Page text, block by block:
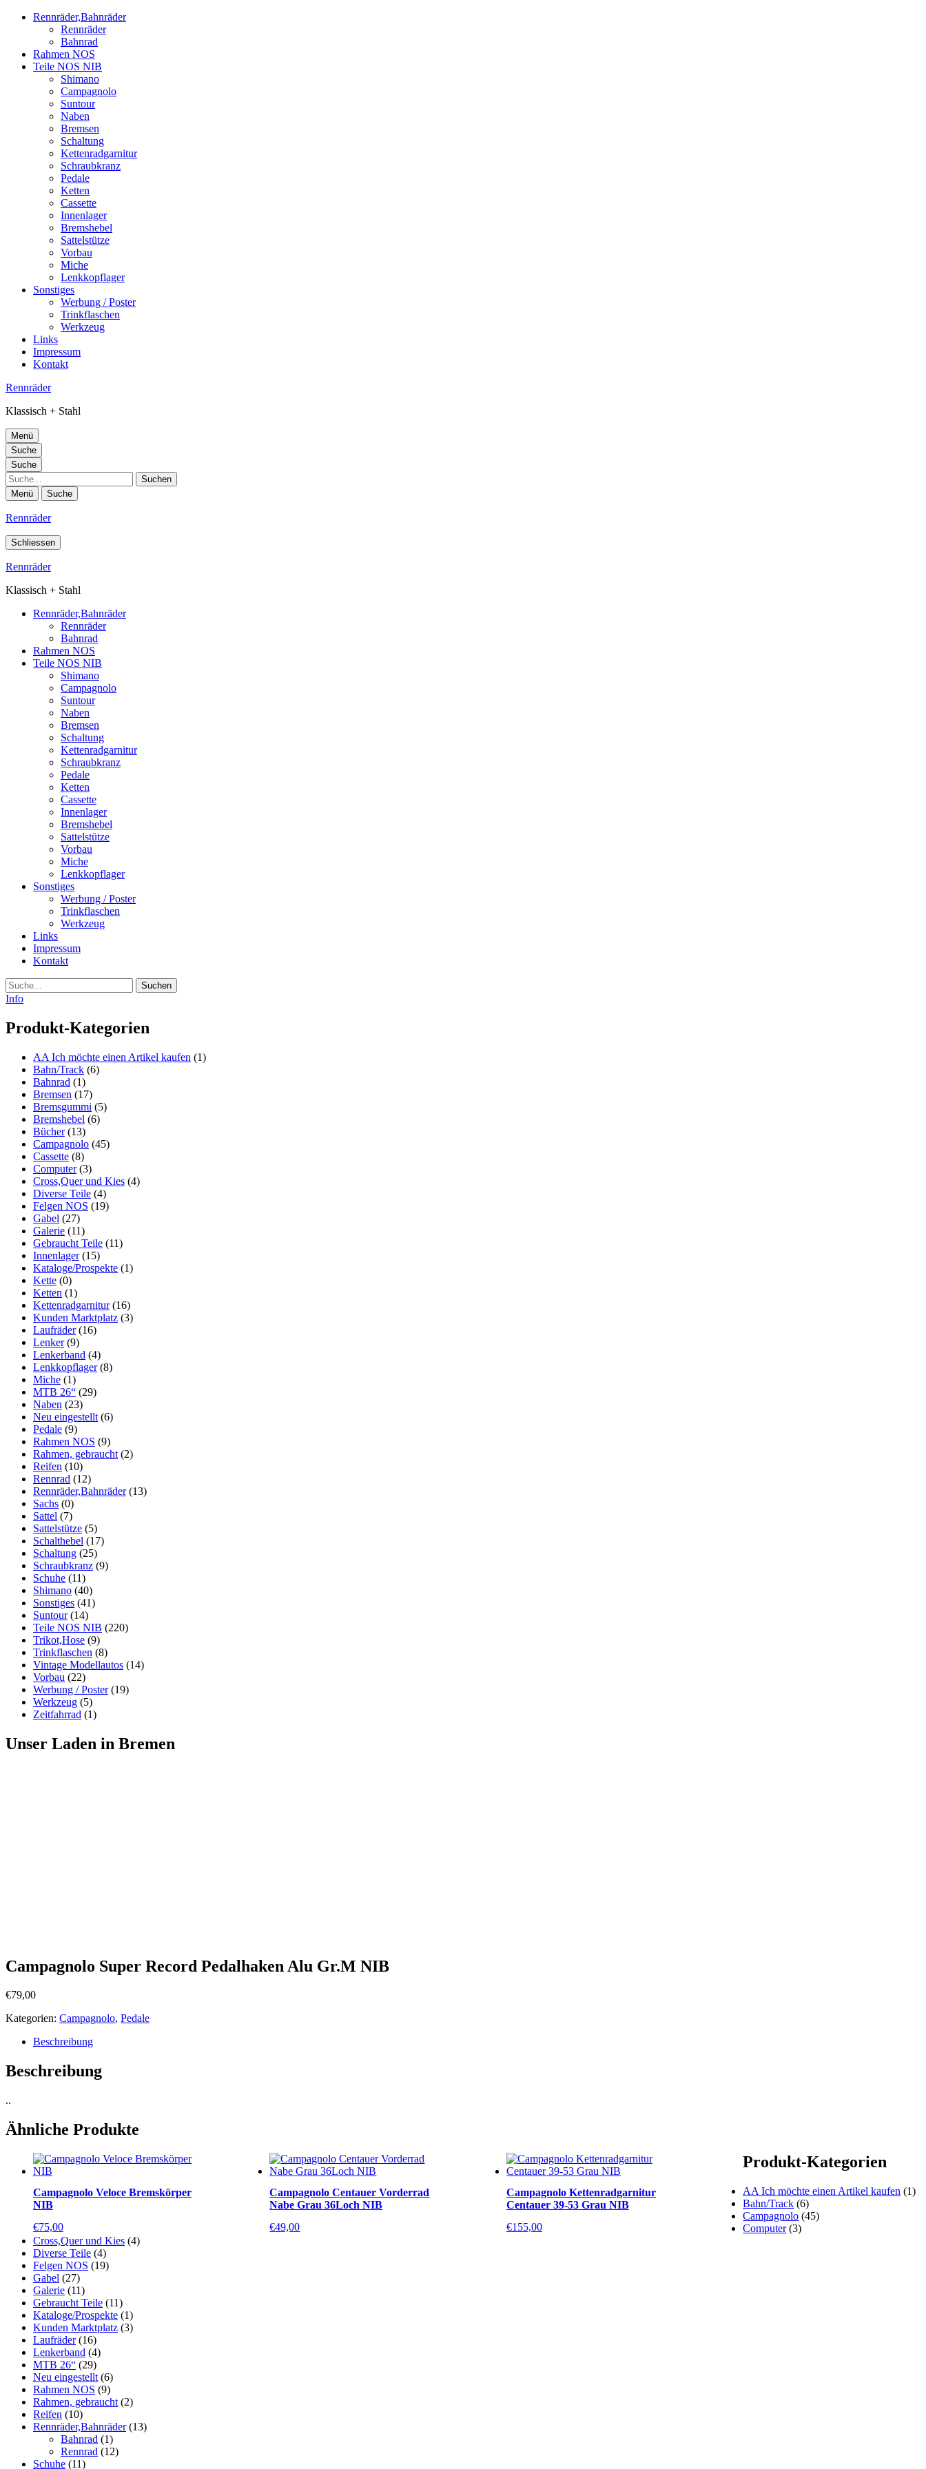
Rennräder,Bahnräder
Rennräder
Bahnrad
Rahmen NOS
Teile NOS NIB
Shimano
Campagnolo
Suntour
Naben
Bremsen
Schaltung
Kettenradgarnitur
Schraubkranz
Pedale
Ketten
Cassette
Innenlager
Bremshebel
Sattelstütze
Vorbau
Miche
Lenkkopflager
Sonstiges
Werbung / Poster
Trinkflaschen
Werkzeug
Links
Impressum
Kontakt
Rennräder
Klassisch + Stahl
Menü
Suche
Suche
Suche
Menü Suche
Rennräder
Schliessen
Rennräder
Klassisch + Stahl
Rennräder,Bahnräder
Rennräder
Bahnrad
Rahmen NOS
Teile NOS NIB
Shimano
Campagnolo
Suntour
Naben
Bremsen
Schaltung
Kettenradgarnitur
Schraubkranz
Pedale
Ketten
Cassette
Innenlager
Bremshebel
Sattelstütze
Vorbau
Miche
Lenkkopflager
Sonstiges
Werbung / Poster
Trinkflaschen
Werkzeug
Links
Impressum
Kontakt
Suche
Info
Produkt-Kategorien
AA Ich möchte einen Artikel kaufen (1)
Bahn/Track (6)
Bahnrad (1)
Bremsen (17)
Bremsgummi (5)
Bremshebel (6)
Bücher (13)
Campagnolo (45)
Cassette (8)
Computer (3)
Cross,Quer und Kies (4)
Diverse Teile (4)
Felgen NOS (19)
Gabel (27)
Galerie (11)
Gebraucht Teile (11)
Innenlager (15)
Kataloge/Prospekte (1)
Kette (0)
Ketten (1)
Kettenradgarnitur (16)
Kunden Marktplatz (3)
Laufräder (16)
Lenker (9)
Lenkerband (4)
Lenkkopflager (8)
Miche (1)
MTB 26“ (29)
Naben (23)
Neu eingestellt (6)
Pedale (9)
Rahmen NOS (9)
Rahmen, gebraucht (2)
Reifen (10)
Rennrad (12)
Rennräder,Bahnräder (13)
Sachs (0)
Sattel (7)
Sattelstütze (5)
Schalthebel (17)
Schaltung (25)
Schraubkranz (9)
Schuhe (11)
Shimano (40)
Sonstiges (41)
Suntour (14)
Teile NOS NIB (220)
Trikot,Hose (9)
Trinkflaschen (8)
Vintage Modellautos (14)
Vorbau (22)
Werbung / Poster (19)
Werkzeug (5)
Zeitfahrrad (1)
Unser Laden in Bremen
Campagnolo Super Record Pedalhaken Alu Gr.M NIB
€79,00
Kategorien: Campagnolo, Pedale
Beschreibung
Beschreibung
..
Ähnliche Produkte
Campagnolo Veloce Bremskörper
NIB
€75,00
Campagnolo Centauer Vorderrad
Nabe Grau 36Loch NIB
€49,00
Campagnolo Kettenradgarnitur
Centauer 39-53 Grau NIB
€155,00
Produkt-Kategorien
AA Ich möchte einen Artikel kaufen (1)
Bahn/Track (6)
Campagnolo (45)
Computer (3)
Cross,Quer und Kies (4)
Diverse Teile (4)
Felgen NOS (19)
Gabel (27)
Galerie (11)
Gebraucht Teile (11)
Kataloge/Prospekte (1)
Kunden Marktplatz (3)
Laufräder (16)
Lenkerband (4)
MTB 26“ (29)
Neu eingestellt (6)
Rahmen NOS (9)
Rahmen, gebraucht (2)
Reifen (10)
Rennräder,Bahnräder (13)
Bahnrad (1)
Rennrad (12)
Schuhe (11)